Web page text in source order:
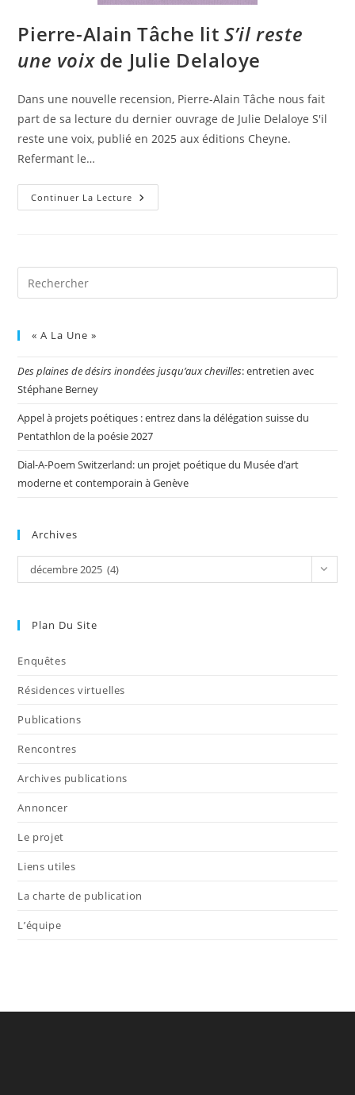
Pierre-Alain Tâche litS’il reste
une voixde Julie Delaloye
Dans une nouvelle recension, Pierre-Alain Tâche nous fait
part de sa lecture du dernier ouvrage de Julie Delaloye S'il
reste une voix, publié en 2025 aux éditions Cheyne.
Refermant le…
Continuer La Lecture
« A La Une »
Des plaines de désirs inondées jusqu’aux chevilles: entretien avec
Stéphane Berney
Appel à projets poétiques : entrez dans la délégation suisse du
Pentathlon de la poésie 2027
Dial-A-Poem Switzerland: un projet poétique du Musée d’art
moderne et contemporain à Genève
Archives
décembre 2025 (4)
Plan Du Site
Enquêtes
Résidences virtuelles
Publications
Rencontres
Archives publications
Annoncer
Le projet
Liens utiles
La charte de publication
L’équipe